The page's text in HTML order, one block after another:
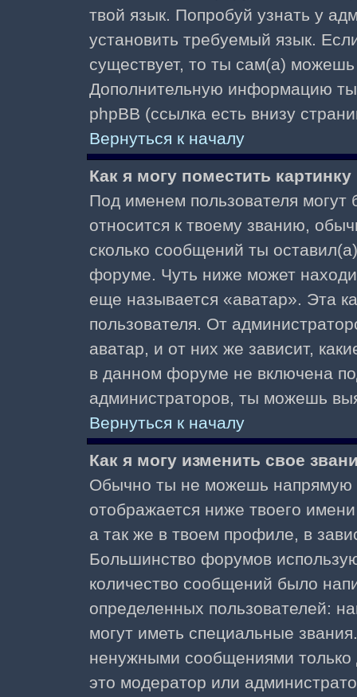
твой язык. Попробуй узнать у
установить требуемый язык.
существует, то ты сам(а)
Дополнительную информацию
phpBB (ссылка есть внизу
Вернуться к началу
Как я могу поместить
Под именем пользователя могут
относится к твоему званию,
сколько сообщений ты
форуме. Чуть ниже может
еще называется «аватар». Эта
пользователя. От
аватар, и от них же зависит,
в данном форуме не включена
администраторов, ты можешь
Вернуться к началу
Как я могу изменить свое
Обычно ты не можешь напрямую
отображается ниже твоего
а так же в твоем профиле, в
Большинство форумов
количество сообщений было
определенных пользователей:
могут иметь специальные
ненужными сообщениями только
это модератор или